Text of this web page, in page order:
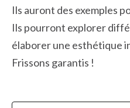
Ils auront des exemples
Ils pourront explorer
élaborer une esthétique
Frissons garantis !